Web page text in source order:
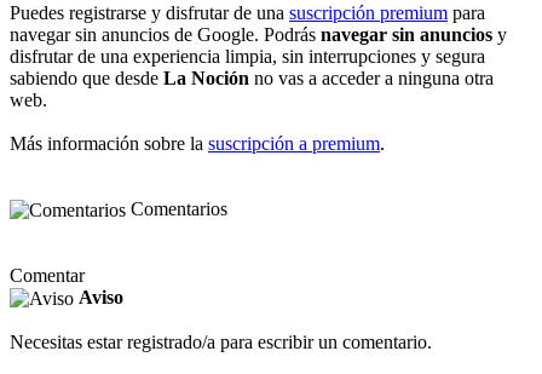
Puedes registrarse y disfrutar de una suscripción premium para
navegar sin anuncios de Google. Podrás navegar sin anuncios y
disfrutar de una experiencia limpia, sin interrupciones y segura
sabiendo que desde La Noción no vas a acceder a ninguna otra
web.
Más información sobre la suscripción a premium.
Comentarios
Comentar
Aviso
Necesitas estar registrado/a para escribir un comentario.